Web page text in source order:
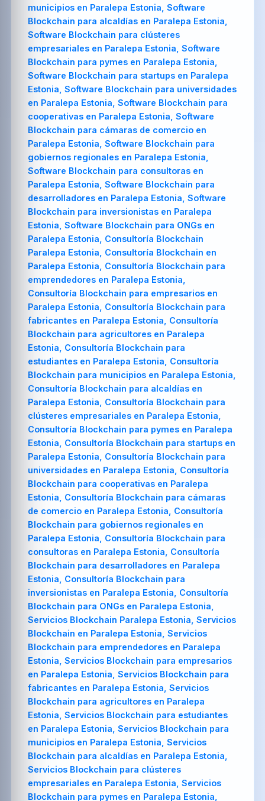
municipios en Paralepa Estonia, Software
Blockchain para alcaldías en Paralepa Estonia,
Software Blockchain para clústeres
empresariales en Paralepa Estonia, Software
Blockchain para pymes en Paralepa Estonia,
Software Blockchain para startups en Paralepa
Estonia, Software Blockchain para universidades
en Paralepa Estonia, Software Blockchain para
cooperativas en Paralepa Estonia, Software
Blockchain para cámaras de comercio en
Paralepa Estonia, Software Blockchain para
gobiernos regionales en Paralepa Estonia,
Software Blockchain para consultoras en
Paralepa Estonia, Software Blockchain para
desarrolladores en Paralepa Estonia, Software
Blockchain para inversionistas en Paralepa
Estonia, Software Blockchain para ONGs en
Paralepa Estonia, Consultoría Blockchain
Paralepa Estonia, Consultoría Blockchain en
Paralepa Estonia, Consultoría Blockchain para
emprendedores en Paralepa Estonia,
Consultoría Blockchain para empresarios en
Paralepa Estonia, Consultoría Blockchain para
fabricantes en Paralepa Estonia, Consultoría
Blockchain para agricultores en Paralepa
Estonia, Consultoría Blockchain para
estudiantes en Paralepa Estonia, Consultoría
Blockchain para municipios en Paralepa Estonia,
Consultoría Blockchain para alcaldías en
Paralepa Estonia, Consultoría Blockchain para
clústeres empresariales en Paralepa Estonia,
Consultoría Blockchain para pymes en Paralepa
Estonia, Consultoría Blockchain para startups en
Paralepa Estonia, Consultoría Blockchain para
universidades en Paralepa Estonia, Consultoría
Blockchain para cooperativas en Paralepa
Estonia, Consultoría Blockchain para cámaras
de comercio en Paralepa Estonia, Consultoría
Blockchain para gobiernos regionales en
Paralepa Estonia, Consultoría Blockchain para
consultoras en Paralepa Estonia, Consultoría
Blockchain para desarrolladores en Paralepa
Estonia, Consultoría Blockchain para
inversionistas en Paralepa Estonia, Consultoría
Blockchain para ONGs en Paralepa Estonia,
Servicios Blockchain Paralepa Estonia, Servicios
Blockchain en Paralepa Estonia, Servicios
Blockchain para emprendedores en Paralepa
Estonia, Servicios Blockchain para empresarios
en Paralepa Estonia, Servicios Blockchain para
fabricantes en Paralepa Estonia, Servicios
Blockchain para agricultores en Paralepa
Estonia, Servicios Blockchain para estudiantes
en Paralepa Estonia, Servicios Blockchain para
municipios en Paralepa Estonia, Servicios
Blockchain para alcaldías en Paralepa Estonia,
Servicios Blockchain para clústeres
empresariales en Paralepa Estonia, Servicios
Blockchain para pymes en Paralepa Estonia,